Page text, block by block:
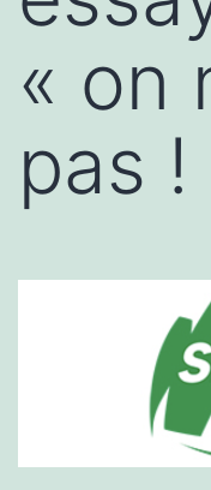
« on
pas !